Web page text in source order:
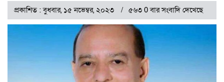
প্রকাশিত : বুধবার, ১৫ নভেম্বর, ২০২৩ ৫৬৩ 0 বার সংবাদি দেখেছে